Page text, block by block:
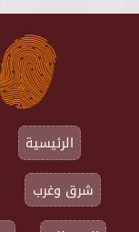
الرئيسية
شرق وغرب